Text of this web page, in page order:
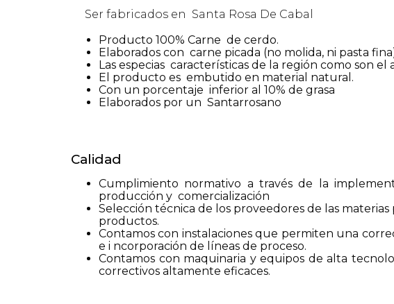
Ser fabricados en Santa Rosa De Cabal
Producto 100% Carne de cerdo.
Elaborados con carne picada (no molida, ni pasta
Las especias características de la región como son el
El producto es embutido en material natural.
Con un porcentaje inferior al 10% de grasa
Elaborados por un Santarrosano
Calidad
Cumplimiento normativo a través de la
producción y comercialización
Selección técnica de los proveedores de las materias
productos.
Contamos con instalaciones que permiten una
e i ncorporación de líneas de proceso.
Contamos con maquinaria y equipos de alta
correctivos altamente eficaces.